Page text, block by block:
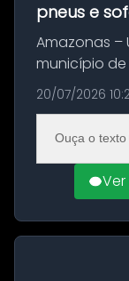
pneus e
Amazonas –
município
com a
quilos de
materia...
20/07/2026
Ouça o texto